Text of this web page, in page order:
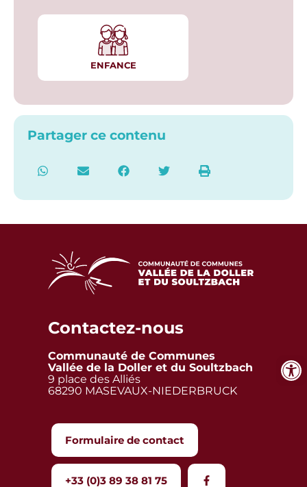
ENFANCE
Partager ce contenu
Contactez-nous
Communauté de Communes
Vallée de la Doller et du Soultzbach
9 place des Alliés
68290 MASEVAUX-NIEDERBRUCK
Formulaire de contact
+33 (0)3 89 38 81 75